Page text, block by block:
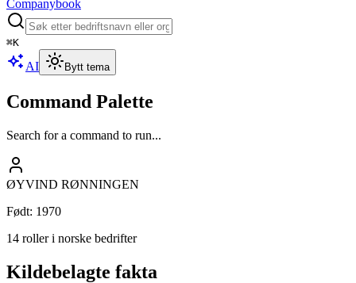
Companybook
⌘K
AI Bytt tema
Command Palette
Search for a command to run...
ØYVIND RØNNINGEN
Født: 1970
14 roller i norske bedrifter
Kildebelagte fakta